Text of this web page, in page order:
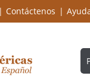
Contáctenos